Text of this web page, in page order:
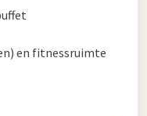
en fitnessruimte